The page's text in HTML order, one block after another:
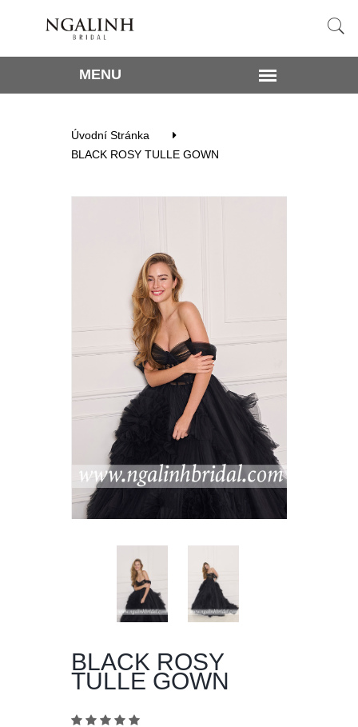
Úvodní Stránka
BLACK ROSY TULLE GOWN
BLACK ROSY
TULLE GOWN